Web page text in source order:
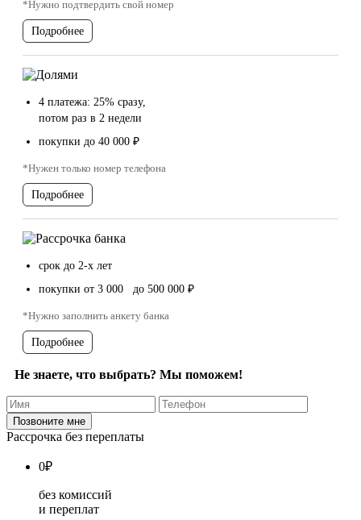
*Нужно подтвердить свой номер
Подробнее
4 платежа: 25% сразу,
потом раз в 2 недели
покупки до 40 000 ₽
*Нужен только номер телефона
Подробнее
срок до 2-х лет
покупки от 3 000 до 500 000 ₽
*Нужно заполнить анкету банка
Подробнее
Не знаете, что выбрать? Мы поможем!
Рассрочка без переплаты
0₽
без комиссий
и переплат